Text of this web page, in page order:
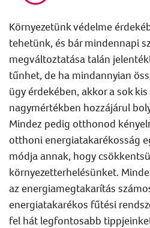
Környezetünk védelme
tehetünk, és bár mindennapi
megváltoztatása talán
tűnhet, de ha mindannyian
ügy érdekében, akkor a sok
nagymértékben hozzájárul
Mindez pedig otthonod
otthonienergiatakarékosság
módja annak, hogy
környezetterhelésünket.
azenergiamegtakarítás
energiatakarékos fűtési
fel hát legfontosabb